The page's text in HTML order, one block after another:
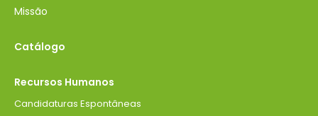
Missão
Catálogo
Recursos Humanos
Candidaturas Espontâneas